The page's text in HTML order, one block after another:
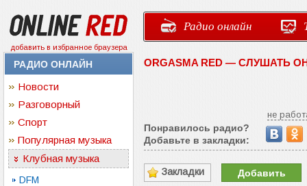
добавить в избранное браузера
Радио онлайн
РАДИО ОНЛАЙН
Новости
Разговорный
Спорт
Популярная музыка
Клубная музыка
DFM
ORGASMA RED — СЛУШАТЬ
не
Понравилось радио?
Добавьте в закладки:
Закладки Добавить